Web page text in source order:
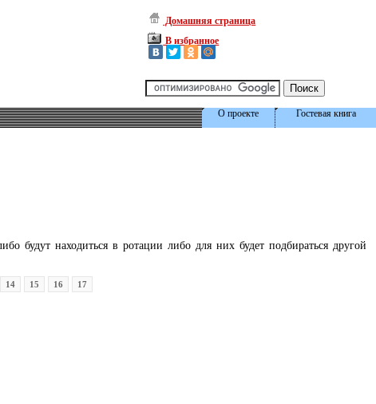
Домашняя страница
В избранное
Гостевая книга
О проекте
будут находиться в ротации либо для них будет подбираться другой
14 15 16 17